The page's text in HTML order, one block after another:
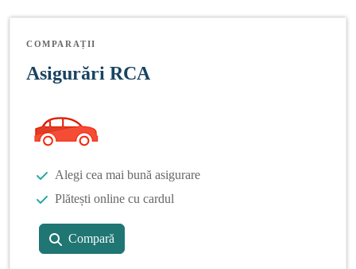
COMPARAȚII
Asigurări RCA
Alegi cea mai bună asigurare
Plătești online cu cardul
Compară